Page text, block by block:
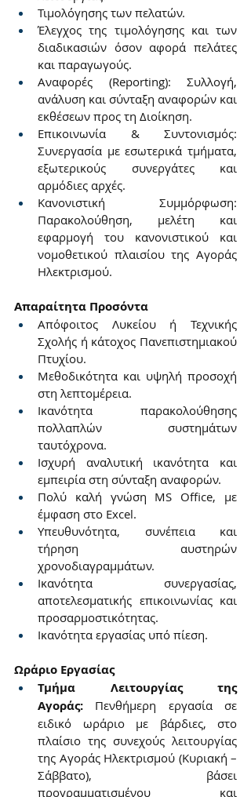
Τιμολόγησης των πελατών.
Έλεγχος της τιμολόγησης και των
διαδικασιών όσον αφορά πελάτες
και παραγωγούς.
Αναφορές (Reporting): Συλλογή,
ανάλυση και σύνταξη αναφορών και
εκθέσεων προς τη Διοίκηση.
Επικοινωνία & Συντονισμός:
Συνεργασία με εσωτερικά τμήματα,
εξωτερικούς συνεργάτες και
αρμόδιες αρχές.
Κανονιστική Συμμόρφωση:
Παρακολούθηση, μελέτη και
εφαρμογή του κανονιστικού και
νομοθετικού πλαισίου της Αγοράς
Ηλεκτρισμού.
Απαραίτητα Προσόντα
Απόφοιτος Λυκείου ή Τεχνικής
Σχολής ή κάτοχος Πανεπιστημιακού
Πτυχίου.
Μεθοδικότητα και υψηλή προσοχή
στη λεπτομέρεια.
Ικανότητα παρακολούθησης
πολλαπλών συστημάτων
ταυτόχρονα.
Ισχυρή αναλυτική ικανότητα και
εμπειρία στη σύνταξη αναφορών.
Πολύ καλή γνώση MS Office, με
έμφαση στο Excel.
Υπευθυνότητα, συνέπεια και
τήρηση αυστηρών
χρονοδιαγραμμάτων.
Ικανότητα συνεργασίας,
αποτελεσματικής επικοινωνίας και
προσαρμοστικότητας.
Ικανότητα εργασίας υπό πίεση.
Ωράριο Εργασίας
Τμήμα Λειτουργίας της
Αγοράς: Πενθήμερη εργασία σε
ειδικό ωράριο με βάρδιες, στο
πλαίσιο της συνεχούς λειτουργίας
της Αγοράς Ηλεκτρισμού (Κυριακή –
Σάββατο), βάσει
προγραμματισμένου και